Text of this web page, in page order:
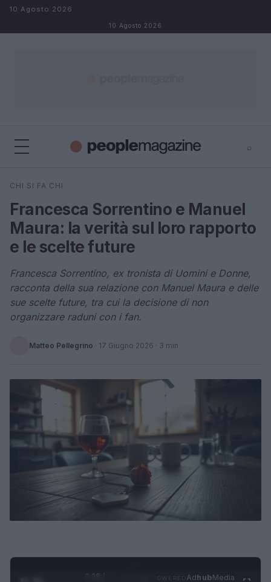
Salta al contenuto
10 Agosto 2026
10 Agosto 2026
⌕
Cerca
CHI SI FA CHI
Francesca Sorrentino e Manuel
Maura: la verità sul loro rapporto
e le scelte future
Francesca Sorrentino, ex tronista di Uomini e Donne,
racconta della sua relazione con Manuel Maura e delle
sue scelte future, tra cui la decisione di non
organizzare raduni con i fan.
Matteo Pellegrino · 17 Giugno 2026 · 3 min
0:29 /
AdhubMedia